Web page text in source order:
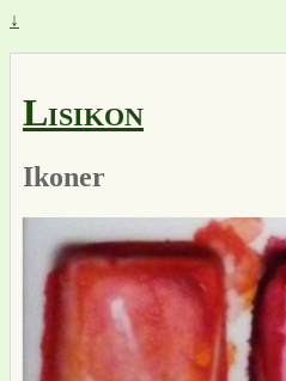
↓
Lisikon
Ikoner